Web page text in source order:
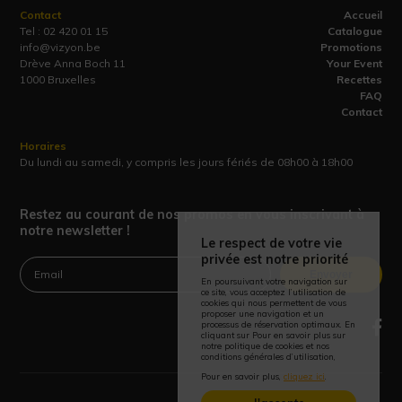
Accueil
Catalogue
Promotions
Your Event
Recettes
FAQ
Contact
Contact
Tel : 02 420 01 15
info@vizyon.be
Drève Anna Boch 11
1000 Bruxelles
Horaires
Du lundi au samedi, y compris les jours fériés de 08h00 à 18h00
Restez au courant de nos promos en vous inscrivant à
notre newsletter !
Le respect de votre vie
privée est notre priorité
En poursuivant votre navigation sur
ce site, vous acceptez l’utilisation de
cookies qui nous permettent de vous
proposer une navigation et un
processus de réservation optimaux. En
cliquant sur Pour en savoir plus sur
notre politique de cookies et nos
conditions générales d’utilisation,
Pour en savoir plus, cliquez ici